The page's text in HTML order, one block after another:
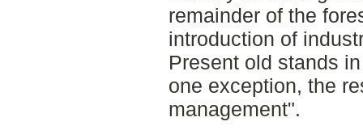
remainder of the
introduction of
Present old stands
one exception, the
management".